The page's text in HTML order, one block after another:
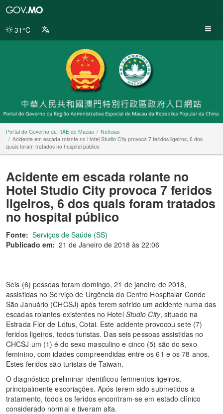
da
31°C
Portal do Governo da RAE de Macau
Notícias
Acidente em escada rolante no Hotel Studio City provoca 7 feridos ligeiros, 6 dos
quais foram tratados no hospital público
Acidente em escada rolante no
Hotel Studio City provoca 7 feridos
ligeiros, 6 dos quais foram tratados
no hospital público
Fonte: Serviços de Saúde (SS)
Publicado em: 21 de Janeiro de 2018 às 22:06
Seis (6) pessoas foram domingo, 21 de janeiro de 2018,
assistidas no Serviço de Urgência do Centro Hospitalar Conde
São Januário (CHCSJ) após terem sofrido um acidente numa das
escadas rolantes existentes no Hotel Studio City, situado na
Estrada Flor de Lótus, Cotai. Este acidente provocou sete (7)
feridos ligeiros, todos turistas. Das seis pessoas assistidas no
CHCSJ um (1) é do sexo masculino e cinco (5) são do sexo
feminino, com idades compreendidas entre os 61 e os 78 anos.
Estes feridos são turistas de Taiwan.
O diagnóstico preliminar identificou ferimentos ligeiros,
principalmente escoriações. Após terem sido submetidos a
tratamento, todos os feridos encontram-se em estado clínico
considerado normal e tiveram alta.